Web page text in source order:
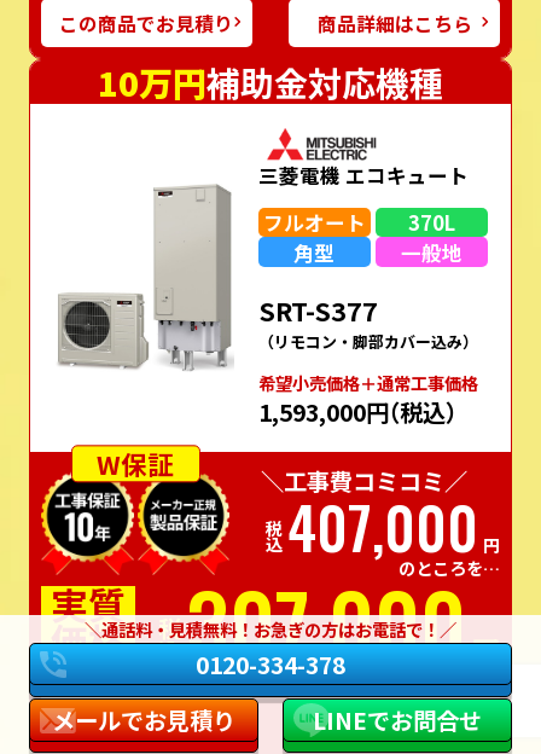
この商品でお見積り 商品詳細はこちら
10万円補助金対応機種
三菱電機 エコキュート
フルオート
370L
角型
一般地
SRT-S377
（リモコン・脚部カバー込み）
希望⼩売価格＋通常⼯事価格
1,593,000円（税込）
W保証
＼工事費コミコミ／
税込407,000 円
のところを…
実質
価格 税込307,000円
この商品でお見積り 商品詳細はこちら
通話料・見積無料！お急ぎの方はお電話で！
0120-334-378
メールでお見積り
LINEでお問合せ